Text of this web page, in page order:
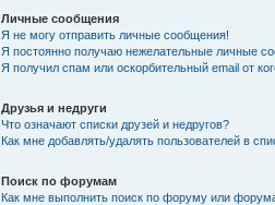
Личные сообщения
Я не могу отправить личные сообщения!
Я постоянно получаю нежелательные личные
Я получил спам или оскорбительный email от
Друзья и недруги
Что означают списки друзей и недругов?
Как мне добавлять/удалять пользователей в
Поиск по форумам
Как мне выполнить поиск по форуму или